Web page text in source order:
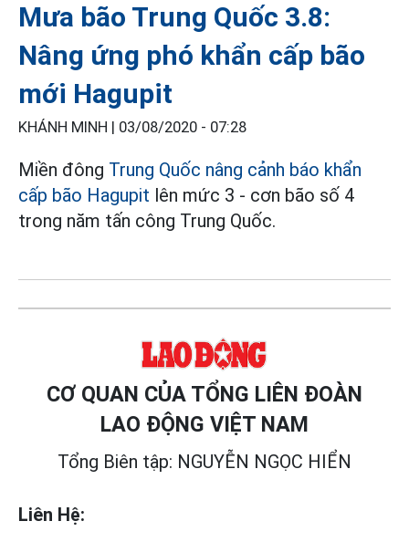
Mưa bão Trung Quốc 3.8:
Nâng ứng phó khẩn cấp bão
mới Hagupit
KHÁNH MINH | 03/08/2020 - 07:28
Miền đông Trung Quốc nâng cảnh báo khẩn
cấp bão Hagupit lên mức 3 - cơn bão số 4
trong năm tấn công Trung Quốc.
CƠ QUAN CỦA TỔNG LIÊN ĐOÀN
LAO ĐỘNG VIỆT NAM
Tổng Biên tập: NGUYỄN NGỌC HIỂN
Liên Hệ: